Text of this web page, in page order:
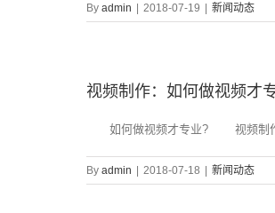
By admin | 2018-07-19 | 新闻动态
视频制作：如何做视频才
如何做视频才专业? 视频制作一
By admin 2018-07-18 新闻动态